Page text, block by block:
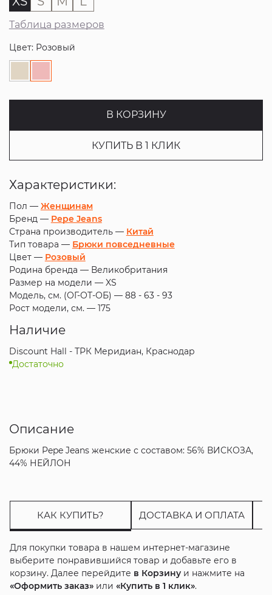
Таблица размеров
Цвет: Розовый
В КОРЗИНУ
КУПИТЬ В 1 КЛИК
Характеристики:
Пол — Женщинам
Бренд — Pepe Jeans
Страна производитель — Китай
Тип товара — Брюки повседневные
Цвет — Розовый
Родина бренда — Великобритания
Размер на модели — XS
Модель, см. (ОГ-ОТ-ОБ) — 88 - 63 - 93
Рост модели, см. — 175
Наличие
Discount Hall - ТРК Меридиан, Краснодар
Достаточно
Описание
Брюки Pepe Jeans женские с составом: 56% ВИСКОЗА,
44% НЕЙЛОН
КАК КУПИТЬ? ДОСТАВКА И ОПЛАТА
Для покупки товара в нашем интернет-магазине
выберите понравившийся товар и добавьте его в
корзину. Далее перейдите в Корзинуи нажмите на
«Оформить заказ»или «Купить в 1 клик».